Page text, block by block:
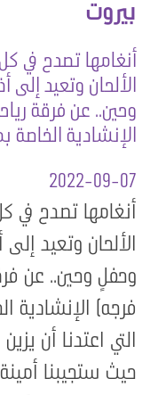
بيروت
أنغامها تصدح في
الألحان وتعيد إلى
وحين.. عن فرقة
الإنشادية
2022-09-07
أنغامها تصدح في
الألحان وتعيد
وحفلٍ وحين.. عن
فرجه) الإنشادية
التي اعتدنا أن
حيث ستجيبنا